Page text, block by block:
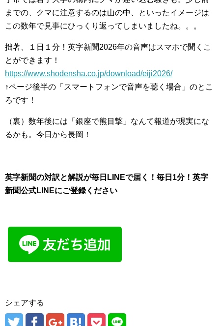
までの、クマに注意するのは山の中、といったイメージは
この数年で見事にひっくり返ってしまいましたね。。。
拙著、１日１分！英字新聞2026年の音声はスマホで聞くこ
とができます！
https://www.shodensha.co.jp/download/eiji2026/
↑ページ後半の「スマートフォンで音声を聴く場合」のとこ
ろです！
（裏）数年後には「銀座で熊目撃」なんて報道が現実にな
るかも。今日から長岡！
英字新聞の対訳と解説が毎日LINEで届く！毎日1分！英字
新聞公式LINEにご登録ください
シェアする